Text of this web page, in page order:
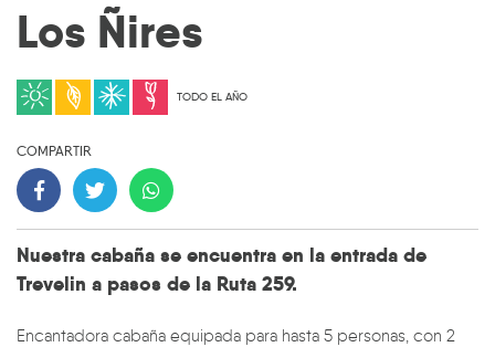
Los Ñires
TODO EL AÑO
COMPARTIR
Nuestra cabaña se encuentra en la entrada de
Trevelin a pasos de la Ruta 259.
Encantadora cabaña equipada para hasta 5 personas, con 2